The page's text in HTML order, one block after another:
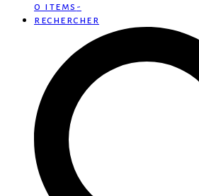
0 items -
rechercher